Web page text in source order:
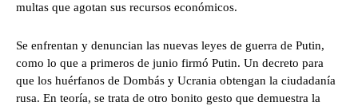
multas que agotan sus recursos económicos.
Se enfrentan y denuncian las nuevas leyes de guerra de Putin,
como lo que a primeros de junio firmó Putin. Un decreto para
que los huérfanos de Dombás y Ucrania obtengan la ciudadanía
rusa. En teoría, se trata de otro bonito gesto que demuestra la